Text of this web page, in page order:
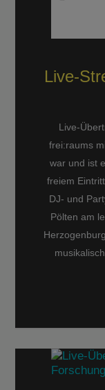
Live-
Live-
frei:raums
war und ist
freiem
DJ- und
Pölten am